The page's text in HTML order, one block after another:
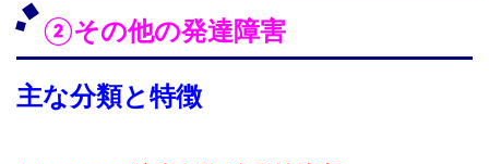
②その他の発達障害
主な分類と特徴